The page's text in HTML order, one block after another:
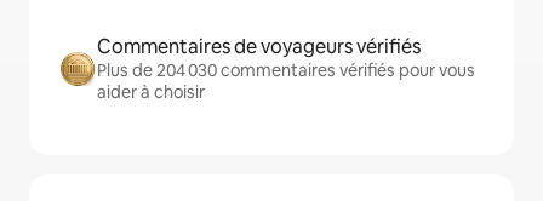
Commentaires de voyageurs vérifiés
Plus de 204 030 commentaires vérifiés pour vous
aider à choisir